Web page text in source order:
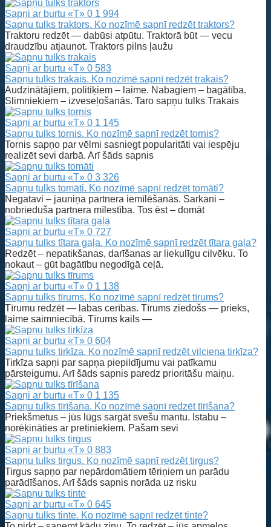
Sapņi ar burtu «T» 0 1 994
Sapņu tulks traktors. Ko nozīmē sapnī redzēt traktors?
Traktoru redzēt — dabūsi atpūtu. Traktorā būt — vecu
draudzību atjaunot. Traktors pilns ļaužu
Sapņi ar burtu «T» 0 583
Sapņu tulks trakais. Ko nozīmē sapnī redzēt trakais?
Audzinātājiem, politiķiem – laime. Nabagiem – bagātība.
Slimniekiem – izveseļošanās. Taro sapņu tulks Trakais
Sapņi ar burtu «T» 0 1 145
Sapņu tulks tornis. Ko nozīmē sapnī redzēt tornis?
Tornis sapņo par vēlmi sasniegt popularitāti vai iespēju
realizēt sevi darbā. Arī šāds sapnis
Sapņi ar burtu «T» 0 3 326
Sapņu tulks tomāti. Ko nozīmē sapnī redzēt tomāti?
Negatavi – jauniņa partnera iemīlēšanās. Sarkani –
nobrieduša partnera mīlestība. Tos ēst – domāt
Sapņi ar burtu «T» 0 727
Sapņu tulks tītara gaļa. Ko nozīmē sapnī redzēt tītara gaļa?
Redzēt – nepatikšanas, darīšanas ar liekulīgu cilvēku. To
nokaut – gūt bagātību negodīgā ceļā.
Sapņi ar burtu «T» 0 1 138
Sapņu tulks tīrums. Ko nozīmē sapnī redzēt tīrums?
Tīrumu redzēt — labas cerības. Tīrums ziedošs — prieks,
laime saimniecībā. Tīrums kails —
Sapņi ar burtu «T» 0 604
Sapņu tulks tirkīza. Ko nozīmē sapnī redzēt vilciena tirkīza?
Tirkīza sapņi par sapņa piepildījumu vai patīkamu
pārsteigumu. Arī šāds sapnis paredz prioritāšu maiņu.
Sapņi ar burtu «T» 0 1 135
Sapņu tulks tīrīšana. Ko nozīmē sapnī redzēt tīrīšana?
Priekšmetus – jūs lūgs sargāt svešu mantu. Istabu –
norēķināties ar pretiniekiem. Pašam sevi
Sapņi ar burtu «T» 0 883
Sapņu tulks tirgus. Ko nozīmē sapnī redzēt tirgus?
Tirgus sapņo par nepārdomātiem tēriņiem un parādu
parādīšanos. Arī šāds sapnis norāda uz risku
Sapņi ar burtu «T» 0 645
Sapņu tulks tinte. Ko nozīmē sapnī redzēt tinte?